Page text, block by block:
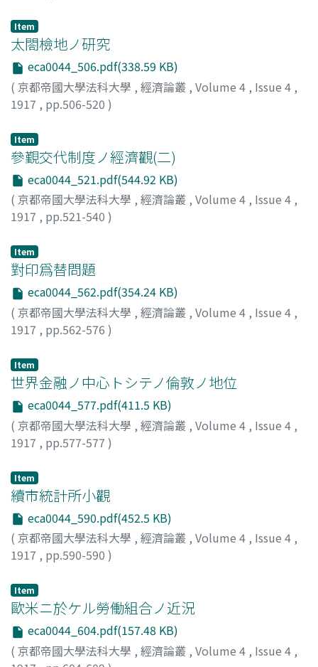
Item
太閤檢地ノ研究
eca0044_506.pdf(338.59 KB)
( 京都帝國大學法科大學 , 經濟論叢 , Volume 4 , Issue 4 ,
1917 , pp.506-520 )
Item
參覲交代制度ノ經濟觀(二)
eca0044_521.pdf(544.92 KB)
( 京都帝國大學法科大學 , 經濟論叢 , Volume 4 , Issue 4 ,
1917 , pp.521-540 )
Item
對印爲替問題
eca0044_562.pdf(354.24 KB)
( 京都帝國大學法科大學 , 經濟論叢 , Volume 4 , Issue 4 ,
1917 , pp.562-576 )
Item
世界金融ノ中心トシテノ倫敦ノ地位
eca0044_577.pdf(411.5 KB)
( 京都帝國大學法科大學 , 經濟論叢 , Volume 4 , Issue 4 ,
1917 , pp.577-577 )
Item
續市統計所小觀
eca0044_590.pdf(452.5 KB)
( 京都帝國大學法科大學 , 經濟論叢 , Volume 4 , Issue 4 ,
1917 , pp.590-590 )
Item
歐米ニ於ケル勞働組合ノ近況
eca0044_604.pdf(157.48 KB)
( 京都帝國大學法科大學 , 經濟論叢 , Volume 4 , Issue 4 ,